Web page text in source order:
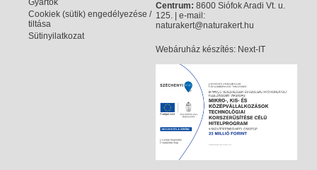
Gyártók
Cookiek (sütik) engedélyezése /
tiltása
Sütinyilatkozat
Centrum: 8600 Siófok Aradi Vt. u.
125. | e-mail:
naturakert@naturakert.hu
Webáruház készítés: Next-IT